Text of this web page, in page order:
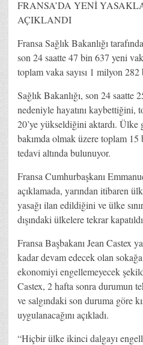
FRANSA’DA YENİ
AÇIKLANDI
Fransa Sağlık Bakanlığı
son 24 saatte 47 bin 637 yeni
toplam vaka sayısı 1 milyon 282
Sağlık Bakanlığı, son 24 saatte
nedeniyle hayatını kaybettiğini,
20’ye yükseldiğini aktardı.
bakımda olmak üzere toplam
tedavi altında bulunuyor.
Fransa Cumhurbaşkanı
açıklamada, yarından itibaren
yasağı ilan edildiğini ve ülke
dışındaki ülkelere tekrar
Fransa Başbakanı Jean Castex
kadar devam edecek olan
ekonomiyi engellemeyecek
Castex, 2 hafta sonra durumun
ve salgındaki son duruma göre
uygulanacağını açıkladı.
“Hiçbir ülke ikinci dalgayı